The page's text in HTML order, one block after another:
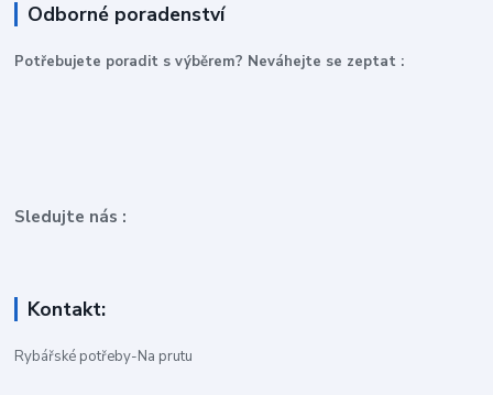
Odborné poradenství
Potřebujete poradit s výběrem? Neváhejte se zeptat :
Sledujte nás :
Kontakt:
Rybářské potřeby-Na prutu